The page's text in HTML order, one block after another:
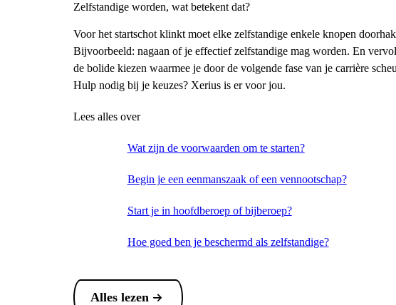
Zelfstandige worden, wat betekent dat?
Voor het startschot klinkt moet elke zelfstandige enkele knopen
Bijvoorbeeld: nagaan of je effectief zelfstandige mag worden. En
de bolide kiezen waarmee je door de volgende fase van je carrière
Hulp nodig bij je keuzes? Xerius is er voor jou.
Lees alles over
Wat zijn de voorwaarden om te starten?
Begin je een eenmanszaak of een vennootschap?
Start je in hoofdberoep of bijberoep?
Hoe goed ben je beschermd als zelfstandige?
Alles lezen